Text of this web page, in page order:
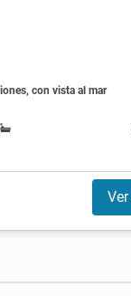
con vista al mar